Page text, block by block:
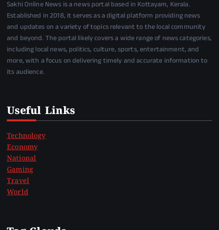
Sakhi Online News is a news portal based in Kottayam, Kerala.
Established in 2018, it serves as a digital platform providing news
and updates on a variety of topics relevant to the local community
and beyond. The portal likely covers a wide range of news categories,
including local news, politics, culture, sports, entertainment, and
more, with a focus on delivering timely and accurate information to
its audience.
Useful Links
Technology
Economy
National
Gaming
Travel
World